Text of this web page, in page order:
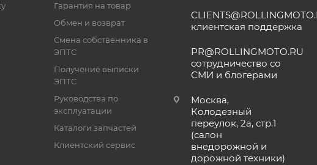
Гарантия на товар
Обмен и возврат
Смена собственника в
ЭПТС
Получение выписки
ЭПТС
Руководства по
эксплуатации
Каталоги запчастей
Клиентский сервис
клиентская поддержка
PR@ROLLINGMOTO.RU
сотрудничество со
СМИ и блогерами
Москва,
Колодезный
переулок, 2а, стр.1
(салон
внедорожной и
дорожной техники)